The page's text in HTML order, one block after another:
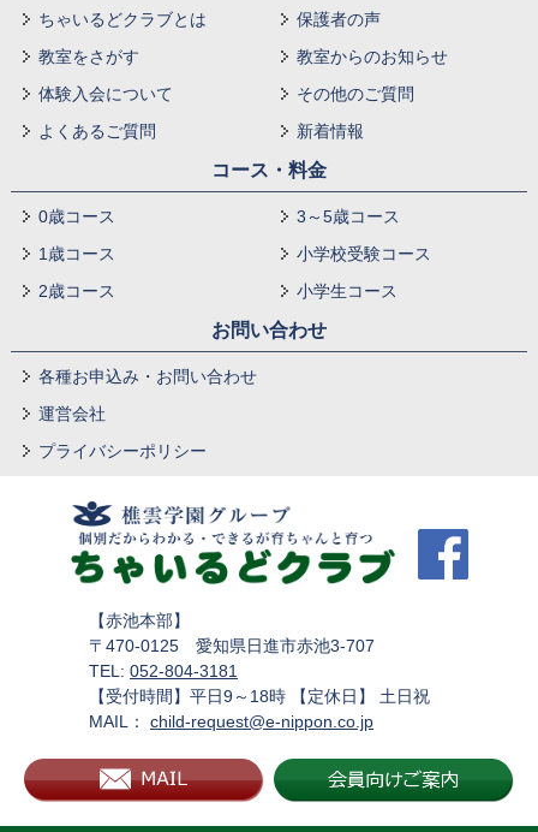
ちゃいるどクラブとは
教室をさがす
体験入会について
よくあるご質問
保護者の声
教室からのお知らせ
その他のご質問
新着情報
コース・料金
0歳コース
1歳コース
2歳コース
3～5歳コース
小学校受験コース
小学生コース
お問い合わせ
各種お申込み・お問い合わせ
運営会社
プライバシーポリシー
【赤池本部】
〒470-0125 愛知県日進市赤池3-707
TEL: 052-804-3181
【受付時間】平日9～18時 【定休日】 土日祝
MAIL： child-request@e-nippon.co.jp